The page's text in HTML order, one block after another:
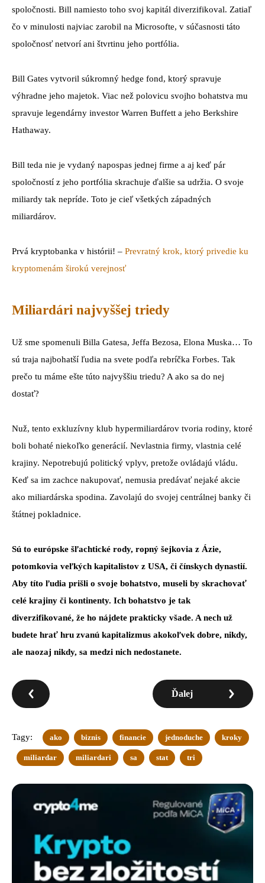
spoločnosti. Bill namiesto toho svoj kapitál diverzifikoval. Zatiaľ
čo v minulosti najviac zarobil na Microsofte, v súčasnosti táto
spoločnosť netvorí ani štvrtinu jeho portfólia.
Bill Gates vytvoril súkromný hedge fond, ktorý spravuje
výhradne jeho majetok. Viac než polovicu svojho bohatstva mu
spravuje legendárny investor Warren Buffett a jeho Berkshire
Hathaway.
Bill teda nie je vydaný napospas jednej firme a aj keď pár
spoločností z jeho portfólia skrachuje ďalšie sa udržia. O svoje
miliardy tak nepríde. Toto je cieľ všetkých západných
miliardárov.
Prvá kryptobanka v histórii! – Prevratný krok, ktorý privedie ku
kryptomenám širokú verejnosť
Miliardári najvyššej triedy
Už sme spomenuli Billa Gatesa, Jeffa Bezosa, Elona Muska… To
sú traja najbohatší ľudia na svete podľa rebríčka Forbes. Tak
prečo tu máme ešte túto najvyššiu triedu? A ako sa do nej
dostať?
Nuž, tento exkluzívny klub hypermiliardárov tvoria rodiny, ktoré
boli bohaté niekoľko generácií. Nevlastnia firmy, vlastnia celé
krajiny. Nepotrebujú politický vplyv, pretože ovládajú vládu.
Keď sa im zachce nakupovať, nemusia predávať nejaké akcie
ako miliardárska spodina. Zavolajú do svojej centrálnej banky či
štátnej pokladnice.
Sú to európske šľachtické rody, ropný šejkovia z Ázie,
potomkovia veľkých kapitalistov z USA, či čínskych dynastií.
Aby títo ľudia prišli o svoje bohatstvo, museli by skrachovať
celé krajiny či kontinenty. Ich bohatstvo je tak
diverzifikované, že ho nájdete prakticky všade. A nech už
budete hrať hru zvanú kapitalizmus akokoľvek dobre, nikdy,
ale naozaj nikdy, sa medzi nich nedostanete.
Ďalej
Tagy: ako biznis financie jednoduche kroky
miliardar miliardari sa stat tri